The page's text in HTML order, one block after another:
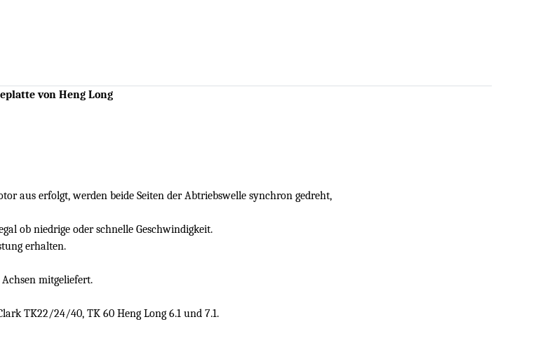
von Heng Long
aus erfolgt, werden beide Seiten der Abtriebswelle synchron gedreht,
ob niedrige oder schnelle Geschwindigkeit.
erhalten.
mitgeliefert.
TK22/24/40, TK 60 Heng Long 6.1 und 7.1.